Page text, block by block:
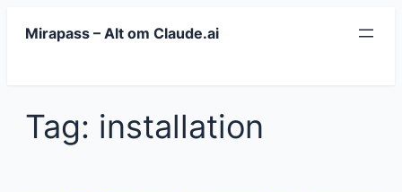
Mirapass – Alt om Claude.ai
Tag: installation